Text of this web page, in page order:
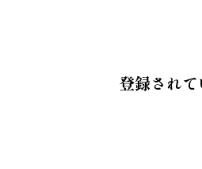
登録されて